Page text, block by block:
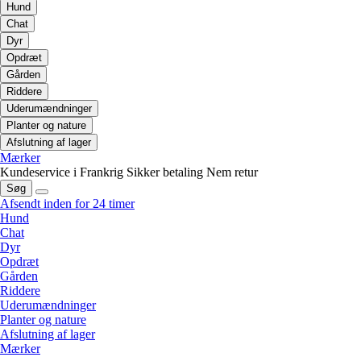
Hund
Chat
Dyr
Opdræt
Gården
Riddere
Uderumændninger
Planter og nature
Afslutning af lager
Mærker
Kundeservice i Frankrig Sikker betaling Nem retur
Søg
Afsendt inden for 24 timer
Hund
Chat
Dyr
Opdræt
Gården
Riddere
Uderumændninger
Planter og nature
Afslutning af lager
Mærker